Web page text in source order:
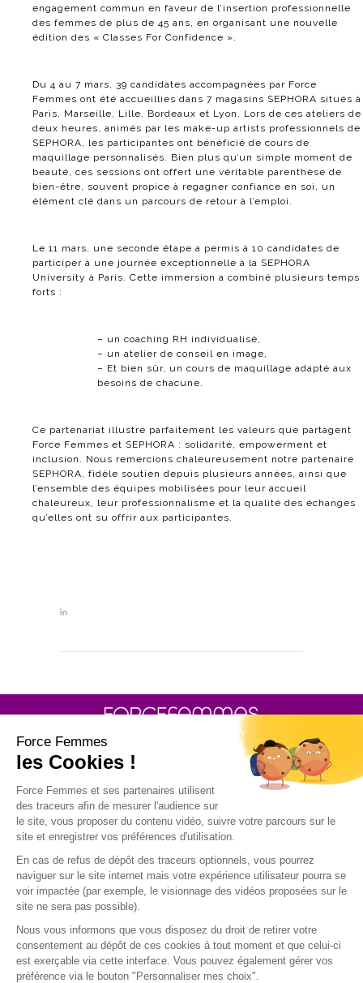
engagement commun en faveur de l’insertion professionnelle
des femmes de plus de 45 ans, en organisant une nouvelle
édition des « Classes For Confidence ».
Du 4 au 7 mars, 39 candidates accompagnées par Force
Femmes ont été accueillies dans 7 magasins SEPHORA situés à
Paris, Marseille, Lille, Bordeaux et Lyon. Lors de ces ateliers de
deux heures, animés par les make-up artists professionnels de
SEPHORA, les participantes ont bénéficié de cours de
maquillage personnalisés. Bien plus qu’un simple moment de
beauté, ces sessions ont offert une véritable parenthèse de
bien-être, souvent propice à regagner confiance en soi, un
élément clé dans un parcours de retour à l’emploi.
Le 11 mars, une seconde étape a permis à 10 candidates de
participer à une journée exceptionnelle à la SEPHORA
University à Paris. Cette immersion a combiné plusieurs temps
forts :
– un coaching RH individualisé,
– un atelier de conseil en image,
– Et bien sûr, un cours de maquillage adapté aux
besoins de chacune.
Ce partenariat illustre parfaitement les valeurs que partagent
Force Femmes et SEPHORA : solidarité, empowerment et
inclusion. Nous remercions chaleureusement notre partenaire
SEPHORA, fidèle soutien depuis plusieurs années, ainsi que
l’ensemble des équipes mobilisées pour leur accueil
chaleureux, leur professionnalisme et la qualité des échanges
qu’elles ont su offrir aux participantes.
30 rue Baron - 75017 PARIS